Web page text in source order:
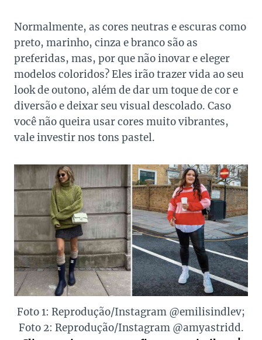
Normalmente, as cores neutras e escuras como
preto, marinho, cinza e branco são as
preferidas, mas, por que não inovar e eleger
modelos coloridos? Eles irão trazer vida ao seu
look de outono, além de dar um toque de cor e
diversão e deixar seu visual descolado. Caso
você não queira usar cores muito vibrantes,
vale investir nos tons pastel.
Foto 1: Reprodução/Instagram @emilisindlev;
Foto 2: Reprodução/Instagram @amyastridd.